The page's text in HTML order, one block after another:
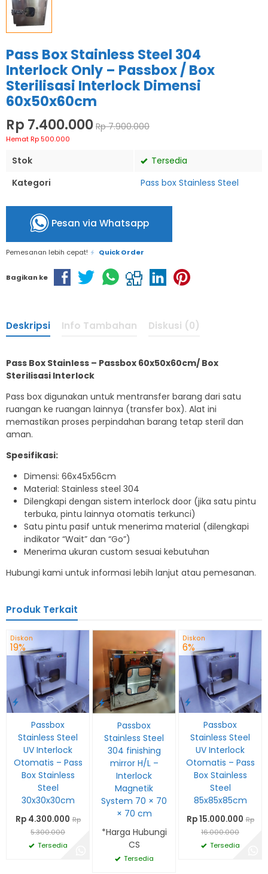
Pass Box Stainless Steel 304
Interlock Only – Passbox / Box
Sterilisasi Interlock Dimensi
60x50x60cm
Rp 7.400.000 Rp 7.900.000
Hemat Rp 500.000
Stok
Tersedia
Kategori
Pass box Stainless Steel
Pesan via Whatsapp
Pemesanan lebih cepat! Quick Order
Bagikan ke
Deskripsi Info Tambahan Diskusi (0)
Pass Box Stainless – Passbox 60x50x60cm/ Box
Sterilisasi Interlock
Pass box digunakan untuk mentransfer barang dari satu
ruangan ke ruangan lainnya (transfer box). Alat ini
memastikan proses perpindahan barang tetap steril dan
aman.
Spesifikasi:
Dimensi: 66x45x56cm
Material: Stainless steel 304
Dilengkapi dengan sistem interlock door (jika satu pintu
terbuka, pintu lainnya otomatis terkunci)
Satu pintu pasif untuk menerima material (dilengkapi
indikator “Wait” dan “Go”)
Menerima ukuran custom sesuai kebutuhan
Hubungi kami untuk informasi lebih lanjut atau pemesanan.
Produk Terkait
Diskon
19%
Passbox
Stainless Steel
UV Interlock
Otomatis – Pass
Box Stainless
Steel
30x30x30cm
Rp 4.300.000 Rp
5.300.000
Tersedia
Passbox
Stainless Steel
304 finishing
mirror H/L –
Interlock
Magnetik
System 70 × 70
× 70 cm
*Harga Hubungi
CS
Tersedia
Diskon
6%
Passbox
Stainless Steel
UV Interlock
Otomatis – Pass
Box Stainless
Steel
85x85x85cm
Rp 15.000.000 Rp
16.000.000
Tersedia